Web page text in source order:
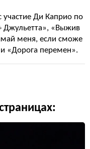
Ди Каприо по
Джульетта», «Выжив
меня, если сможе
«Дорога перемен».